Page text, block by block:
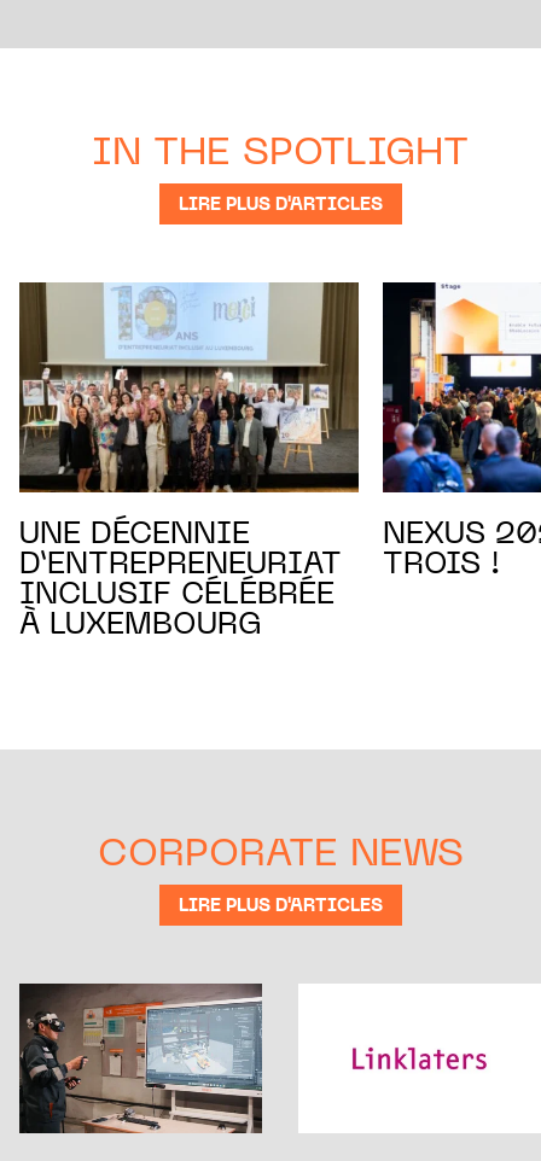
IN THE SPOTLIGHT
LIRE PLUS D'ARTICLES
UNE DÉCENNIE
D’ENTREPRENEURIAT
INCLUSIF CÉLÉBRÉE
À LUXEMBOURG
NEXUS
TROIS !
CORPORATE NEWS
LIRE PLUS D'ARTICLES